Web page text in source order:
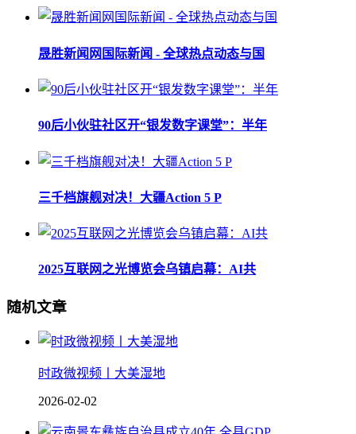
晟胜新闻网国际新闻 - 全球热点动态与国
90后小伙驻社区开“银发数字课堂”：半年
三千档旗舰对决！大疆Action 5 P
2025互联网之光博览会乌镇启幕：AI共
随机文章
时政微视频丨大美湿地
2026-02-02